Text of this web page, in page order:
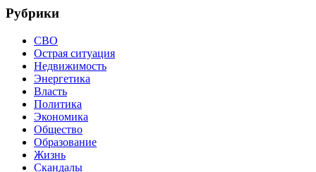
Рубрики
СВО
Острая ситуация
Недвижимость
Энергетика
Власть
Политика
Экономика
Общество
Образование
Жизнь
Скандалы